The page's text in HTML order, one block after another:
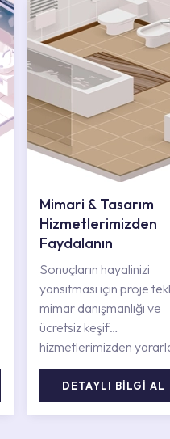
Mimari & Tasarım
Hizmetlerimizden
Faydalanın
Sonuçların hayalinizi
yansıtması için proje
mimar danışmanlığı ve
ücretsiz keşif
hizmetlerimizden
DETAYLI BİLGİ AL